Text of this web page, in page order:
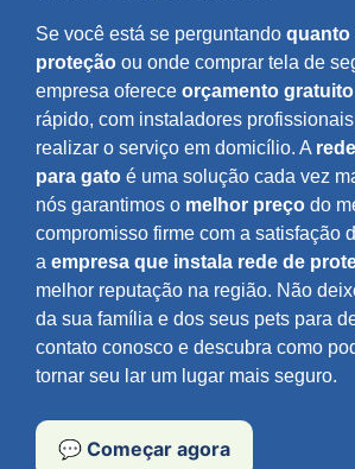
Se você está se perguntando quanto
proteção ou onde comprar tela de
empresa oferece orçamento gratuito
rápido, com instaladores
realizar o serviço em domicílio. A
para gato é uma solução cada vez
nós garantimos o melhor preço do
compromisso firme com a satisfação
a empresa que instala rede de
melhor reputação na região. Não
da sua família e dos seus pets para
contato conosco e descubra como
tornar seu lar um lugar mais seguro.
💬 Começar agora